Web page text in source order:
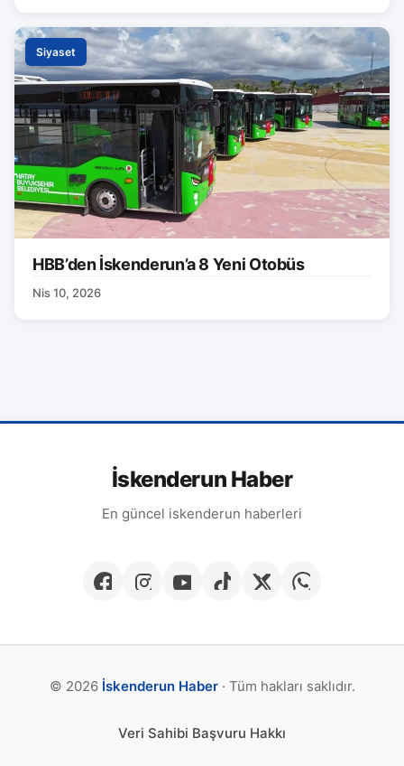
Siyaset
HBB’den İskenderun’a 8 Yeni Otobüs
Nis 10, 2026
İskenderun Haber
En güncel iskenderun haberleri
© 2026 İskenderun Haber· Tüm hakları saklıdır.
Veri Sahibi Başvuru Hakkı